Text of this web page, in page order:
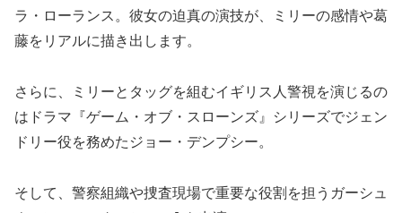
ラ・ローランス。彼女の迫真の演技が、ミリーの感情や葛
藤をリアルに描き出します。
さらに、ミリーとタッグを組むイギリス人警視を演じるの
はドラマ『ゲーム・オブ・スローンズ』シリーズでジェン
ドリー役を務めたジョー・デンプシー。
そして、警察組織や捜査現場で重要な役割を担うガーシュ